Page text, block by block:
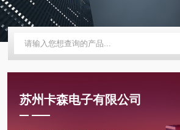
苏州卡森电子有限公司